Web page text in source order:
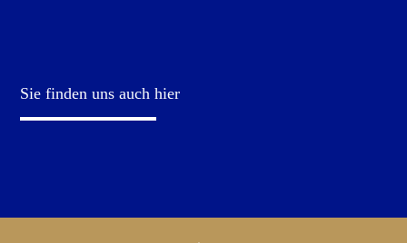
Sie finden uns auch hier